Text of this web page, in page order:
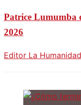
Patrice Lumumba
2026
Editor La Humanidad